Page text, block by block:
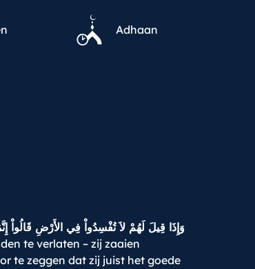
Adhaan
وَإِذَا قِيلَ لَهُمْ لاَ تُفْسِدُواْ فِي الأَرْضِ قَالُواْ
te verlaten – zij zaaien
te zeggen dat zij juist het goede